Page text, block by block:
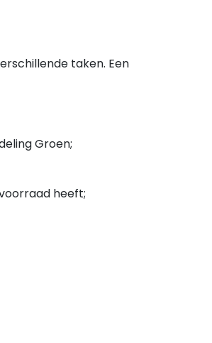
taken. Een
Groen;
heeft;